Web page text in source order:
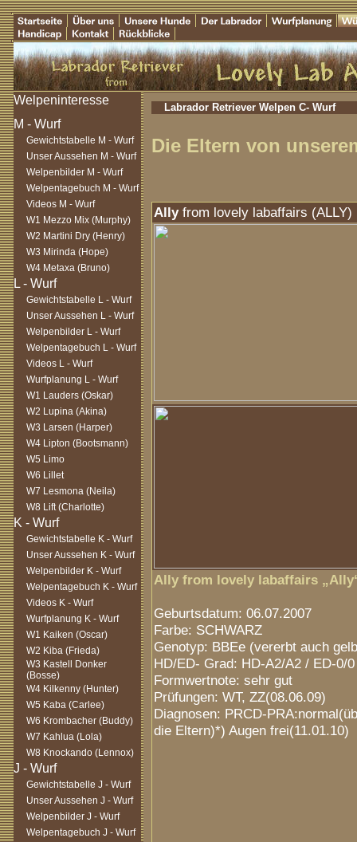
Gewichtstabelle M - Wurf
Unser Aussehen M - Wurf
Welpenbilder M - Wurf
Welpentagebuch M - Wurf
Videos M - Wurf
W1 Mezzo Mix (Murphy)
W2 Martini Dry (Henry)
W3 Mirinda (Hope)
W4 Metaxa (Bruno)
Gewichtstabelle L - Wurf
Unser Aussehen L - Wurf
Welpenbilder L - Wurf
Welpentagebuch L - Wurf
Videos L - Wurf
Wurfplanung L - Wurf
W1 Lauders (Oskar)
W2 Lupina (Akina)
W3 Larsen (Harper)
W4 Lipton (Bootsmann)
W5 Limo
W6 Lillet
W7 Lesmona (Neila)
W8 Lift (Charlotte)
Gewichtstabelle K - Wurf
Unser Aussehen K - Wurf
Welpenbilder K - Wurf
Welpentagebuch K - Wurf
Videos K - Wurf
Wurfplanung K - Wurf
W1 Kaiken (Oscar)
W2 Kiba (Frieda)
W3 Kastell Donker
(Bosse)
W4 Kilkenny (Hunter)
W5 Kaba (Carlee)
W6 Krombacher (Buddy)
W7 Kahlua (Lola)
W8 Knockando (Lennox)
Gewichtstabelle J - Wurf
Unser Aussehen J - Wurf
Welpenbilder J - Wurf
Welpentagebuch J - Wurf
Labrador Retriever Welpen C- Wurf
Die Eltern von
Allyfrom lovely labaffairs (ALLY)
Ally from lovely labaffairs
Geburtsdatum: 06.07.2007
Farbe: SCHWARZ
Genotyp: BBEe (vererbt auch
HD/ED- Grad: HD-A2/A2 / ED-0/0
Formwertnote: sehr gut
Prüfungen: WT, ZZ(08.06.09)
Diagnosen: PRCD-
die Eltern)*) Augen frei(11.01.10)